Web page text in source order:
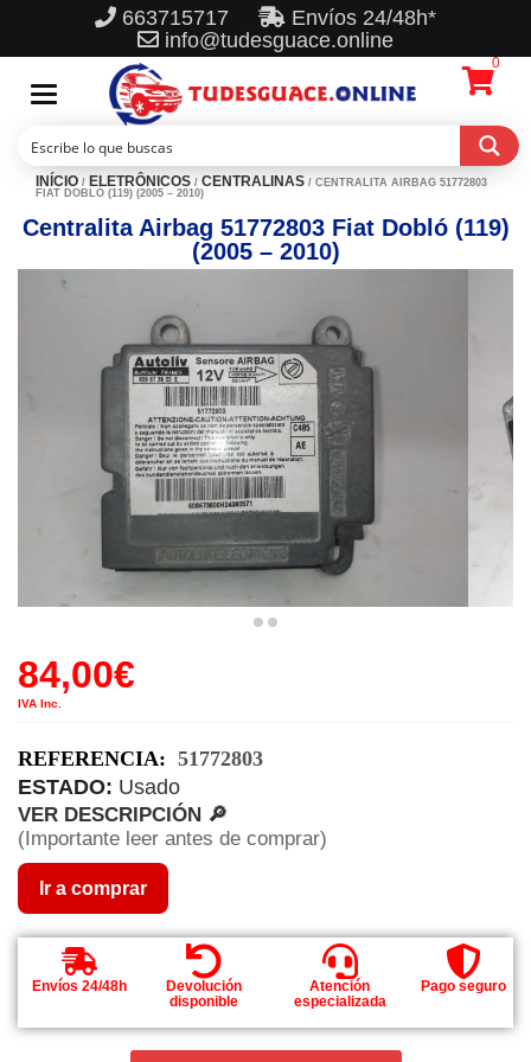
663715717
Envíos 24/48h*
info@tudesguace.online
Toggle
navigation
0
INÍCIO / ELETRÔNICOS / CENTRALINAS / CENTRALITA AIRBAG 51772803
FIAT DOBLÓ (119) (2005 – 2010)
Centralita Airbag 51772803 Fiat Dobló (119)
(2005 – 2010)
84,00€
IVA Inc.
REFERENCIA: 51772803
ESTADO: Usado
VER DESCRIPCIÓN 🔎
(Importante leer antes de comprar)
Ir a comprar
Envíos 24/48h
Devolución
disponible
Atención
especializada
Pago seguro